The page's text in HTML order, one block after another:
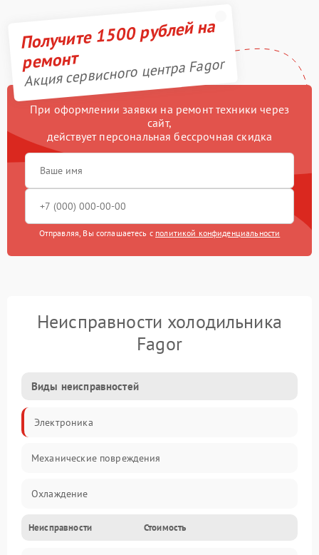
Получите 1500 рублей на
ремонт
Акция сервисного центра Fagor
При оформлении заявки на ремонт техники через
сайт,
действует персональная бессрочная скидка
Отправляя, Вы соглашаетесь с политикой конфиденциальности
Неисправности холодильника
Fagor
Виды неисправностей
Электроника
Механические повреждения
Охлаждение
Механика
Неисправности Стоимость